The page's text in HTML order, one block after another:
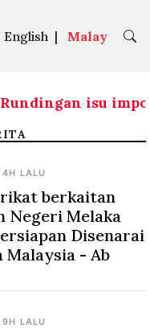
English | Malay
isu import
4H LALU
berkaitan
Negeri Melaka
Disenarai
Malaysia - Ab
9H LALU